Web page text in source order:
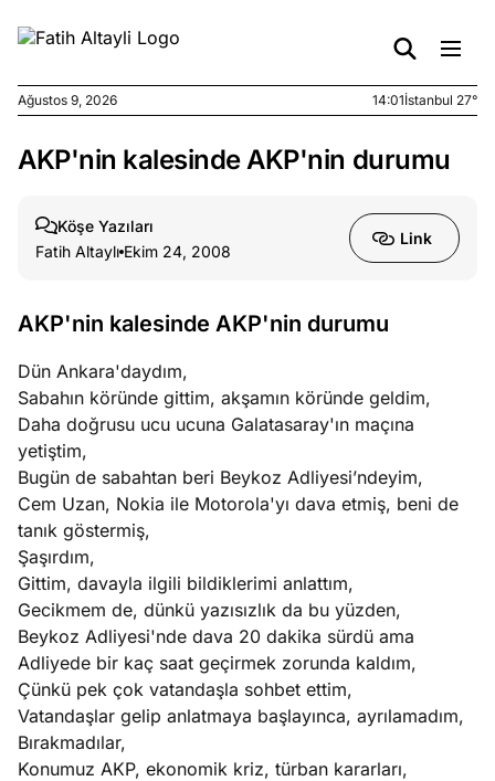
Ağustos
değil
Ağustos
7, 2026
kirli
kimler
Ağustos
6, 2026
yasalar
Köşe
Yazıları
Spor
Yazıları
Ağustos 9, 2026 14:01İstanbul 27°
AKP'nin kalesinde AKP'nin durumu
Köşe Yazıları
Fatih Altaylı Ekim 24, 2008
Link
AKP'nin kalesinde AKP'nin durumu
Dün Ankara'daydım,
Sabahın köründe gittim, akşamın köründe geldim,
Daha doğrusu ucu ucuna Galatasaray'ın maçına
yetiştim,
Bugün de sabahtan beri Beykoz Adliyesi’ndeyim,
Cem Uzan, Nokia ile Motorola'yı dava etmiş, beni de
tanık göstermiş,
Şaşırdım,
Gittim, davayla ilgili bildiklerimi anlattım,
Gecikmem de, dünkü yazısızlık da bu yüzden,
Beykoz Adliyesi'nde dava 20 dakika sürdü ama
Adliyede bir kaç saat geçirmek zorunda kaldım,
Çünkü pek çok vatandaşla sohbet ettim,
Vatandaşlar gelip anlatmaya başlayınca, ayrılamadım,
Bırakmadılar,
Konumuz AKP, ekonomik kriz, türban kararları,